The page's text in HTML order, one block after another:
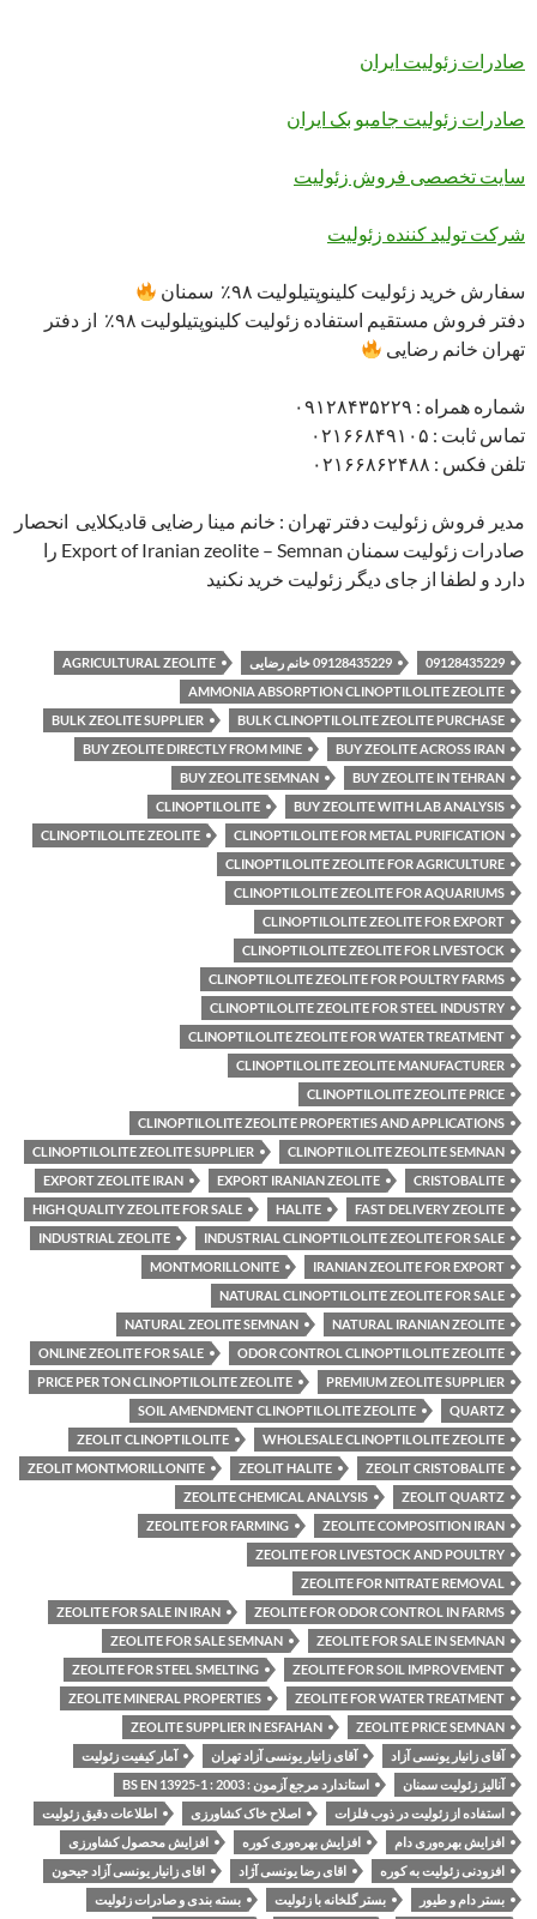
صادرات زئولیت ایران
صادرات زئولیت جامبو بک ایران
سایت تخصصی فروش زئولیت
شرکت تولید کننده زئولیت
سفارش خرید زئولیت کلینوپتیلولیت ۹۸٪ سمنان
دفتر فروش مستقیم استفاده زئولیت کلینوپتیلولیت ۹۸٪ از دفتر
تهران خانم رضایی
شماره همراه : ۰۹۱۲۸۴۳۵۲۲۹
تماس ثابت : ۰۲۱۶۶۸۴۹۱۰۵
تلفن فکس : ۰۲۱۶۶۸۶۲۴۸۸
مدیر فروش زئولیت دفتر تهران : خانم مینا رضایی قادیکلایی انحصار
صادرات زئولیت سمنان Export of Iranian zeolite – Semnan را
دارد و لطفا از جای دیگر زئولیت خرید نکنید
09128435229 09128435229 خانم رضایی
AGRICULTURAL ZEOLITE
AMMONIA ABSORPTION CLINOPTILOLITE ZEOLITE
BULK CLINOPTILOLITE ZEOLITE PURCHASE
BULK ZEOLITE SUPPLIER
BUY ZEOLITE ACROSS IRAN
BUY ZEOLITE DIRECTLY FROM MINE
BUY ZEOLITE IN TEHRAN
BUY ZEOLITE SEMNAN
BUY ZEOLITE WITH LAB ANALYSIS
CLINOPTILOLITE
CLINOPTILOLITE FOR METAL PURIFICATION
CLINOPTILOLITE ZEOLITE
CLINOPTILOLITE ZEOLITE FOR AGRICULTURE
CLINOPTILOLITE ZEOLITE FOR AQUARIUMS
CLINOPTILOLITE ZEOLITE FOR EXPORT
CLINOPTILOLITE ZEOLITE FOR LIVESTOCK
CLINOPTILOLITE ZEOLITE FOR POULTRY FARMS
CLINOPTILOLITE ZEOLITE FOR STEEL INDUSTRY
CLINOPTILOLITE ZEOLITE FOR WATER TREATMENT
CLINOPTILOLITE ZEOLITE MANUFACTURER
CLINOPTILOLITE ZEOLITE PRICE
CLINOPTILOLITE ZEOLITE PROPERTIES AND APPLICATIONS
CLINOPTILOLITE ZEOLITE SEMNAN
CLINOPTILOLITE ZEOLITE SUPPLIER
CRISTOBALITE
EXPORT IRANIAN ZEOLITE
EXPORT ZEOLITE IRAN
FAST DELIVERY ZEOLITE
HALITE
HIGH QUALITY ZEOLITE FOR SALE
INDUSTRIAL CLINOPTILOLITE ZEOLITE FOR SALE
INDUSTRIAL ZEOLITE
IRANIAN ZEOLITE FOR EXPORT
MONTMORILLONITE
NATURAL CLINOPTILOLITE ZEOLITE FOR SALE
NATURAL IRANIAN ZEOLITE
NATURAL ZEOLITE SEMNAN
ODOR CONTROL CLINOPTILOLITE ZEOLITE
ONLINE ZEOLITE FOR SALE
PREMIUM ZEOLITE SUPPLIER
PRICE PER TON CLINOPTILOLITE ZEOLITE
QUARTZ
SOIL AMENDMENT CLINOPTILOLITE ZEOLITE
WHOLESALE CLINOPTILOLITE ZEOLITE
ZEOLIT CLINOPTILOLITE
ZEOLIT CRISTOBALITE
ZEOLIT HALITE
ZEOLIT MONTMORILLONITE
ZEOLIT QUARTZ
ZEOLITE CHEMICAL ANALYSIS
ZEOLITE COMPOSITION IRAN
ZEOLITE FOR FARMING
ZEOLITE FOR LIVESTOCK AND POULTRY
ZEOLITE FOR NITRATE REMOVAL
ZEOLITE FOR ODOR CONTROL IN FARMS
ZEOLITE FOR SALE IN IRAN
ZEOLITE FOR SALE IN SEMNAN
ZEOLITE FOR SALE SEMNAN
ZEOLITE FOR SOIL IMPROVEMENT
ZEOLITE FOR STEEL SMELTING
ZEOLITE FOR WATER TREATMENT
ZEOLITE MINERAL PROPERTIES
ZEOLITE PRICE SEMNAN
ZEOLITE SUPPLIER IN ESFAHAN
آقای زانیار یونسی آزاد
آقای زانیار یونسی آزاد تهران
آمار کیفیت زئولیت
آنالیز زئولیت سمنان
استاندارد مرجع آزمون : BS EN 13925-1 : 2003
استفاده از زئولیت در ذوب فلزات
اصلاح خاک کشاورزی
اطلاعات دقیق زئولیت
افزایش بهره‌وری دام
افزایش بهره‌وری کوره
افزایش محصول کشاورزی
افزودنی زئولیت به کوره
اقای رضا یونسی آژاد
اقای زانیار یونسی آزاد جیحون
بستر دام و طیور
بستر گلخانه با زئولیت
بسته بندی و صادرات زئولیت